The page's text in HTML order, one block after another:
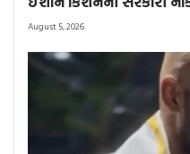
August 5, 2026